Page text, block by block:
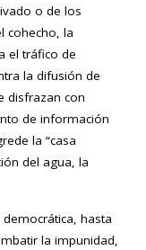
o de los
cohecho, la
el tráfico de
la difusión de
disfrazan con
de información
la “casa
del agua, la
hasta
la impunidad,